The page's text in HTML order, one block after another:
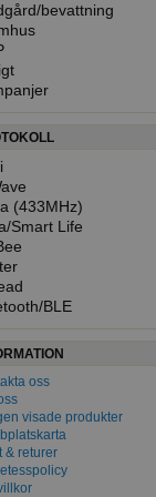
bevattning
(433MHz)
Smart Life
BLE
oss
visade produkter
& returer